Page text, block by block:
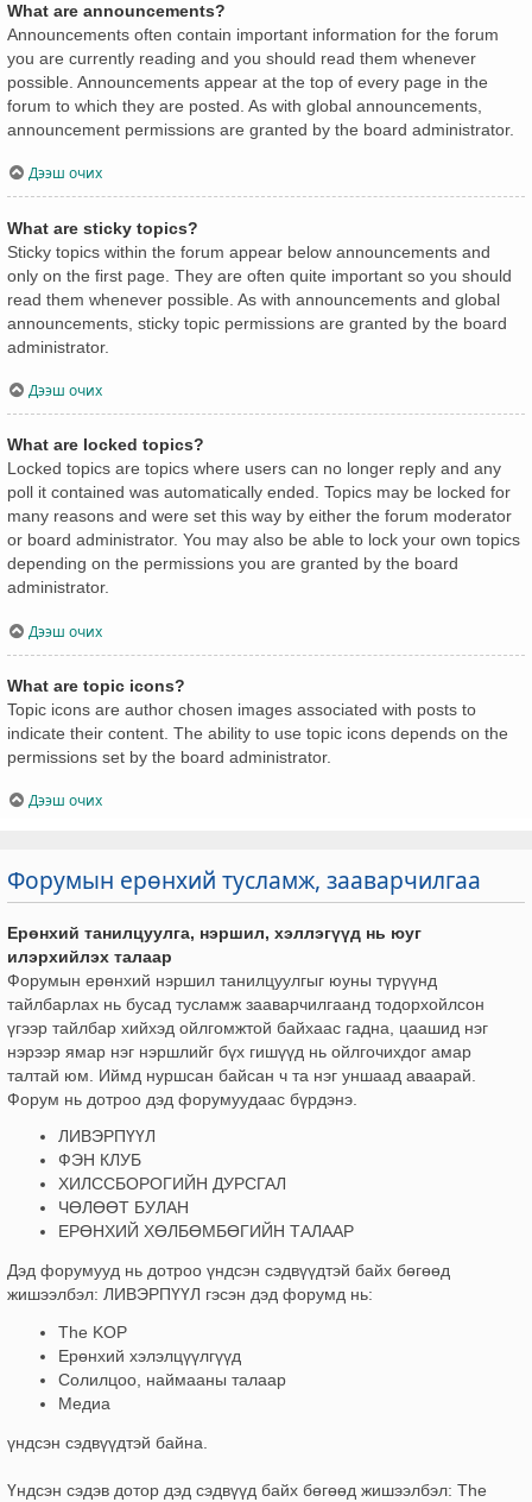
What are announcements?
Announcements often contain important information for the forum
you are currently reading and you should read them whenever
possible. Announcements appear at the top of every page in the
forum to which they are posted. As with global announcements,
announcement permissions are granted by the board administrator.
Дээш очих
What are sticky topics?
Sticky topics within the forum appear below announcements and
only on the first page. They are often quite important so you should
read them whenever possible. As with announcements and global
announcements, sticky topic permissions are granted by the board
administrator.
Дээш очих
What are locked topics?
Locked topics are topics where users can no longer reply and any
poll it contained was automatically ended. Topics may be locked for
many reasons and were set this way by either the forum moderator
or board administrator. You may also be able to lock your own topics
depending on the permissions you are granted by the board
administrator.
Дээш очих
What are topic icons?
Topic icons are author chosen images associated with posts to
indicate their content. The ability to use topic icons depends on the
permissions set by the board administrator.
Дээш очих
Форумын ерөнхий тусламж, зааварчилгаа
Ерөнхий танилцуулга, нэршил, хэллэгүүд нь юуг
илэрхийлэх талаар
Форумын ерөнхий нэршил танилцуулгыг юуны түрүүнд
тайлбарлах нь бусад тусламж зааварчилгаанд тодорхойлсон
үгээр тайлбар хийхэд ойлгомжтой байхаас гадна, цаашид нэг
нэрээр ямар нэг нэршлийг бүх гишүүд нь ойлгочихдог амар
талтай юм. Иймд нуршсан байсан ч та нэг уншаад аваарай.
Форум нь дотроо дэд форумуудаас бүрдэнэ.
ЛИВЭРПҮҮЛ
ФЭН КЛУБ
ХИЛССБОРОГИЙН ДУРСГАЛ
ЧӨЛӨӨТ БУЛАН
ЕРӨНХИЙ ХӨЛБӨМБӨГИЙН ТАЛААР
Дэд форумууд нь дотроо үндсэн сэдвүүдтэй байх бөгөөд
жишээлбэл: ЛИВЭРПҮҮЛ гэсэн дэд форумд нь:
The KOP
Ерөнхий хэлэлцүүлгүүд
Солилцоо, наймааны талаар
Медиа
үндсэн сэдвүүдтэй байна.
Үндсэн сэдэв дотор дэд сэдвүүд байх бөгөөд жишээлбэл: The